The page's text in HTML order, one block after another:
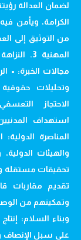
لضمان العدالة
الكرامة، ويأمن
مجالات الخبرة: •
وتحليلات
الاحتجاز
استهداف
المناصرة
والهيئات
تحقيقات مستقلة
تقديم مقاربات
وتمكينهم من
وبناء السلام:
على سبل الإنصاف